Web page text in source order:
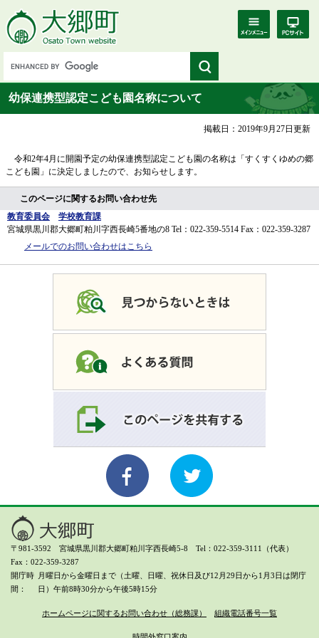
幼保連携型認定こども園名称について
掲載日：2019年9月27日更新
令和2年4月に開園予定の幼保連携型認定こども園の名称は「すくすくゆめの郷
こども園」に決定しましたので、お知らせします。
このページに関するお問い合わせ先
教育委員会
学校教育課
宮城県黒川郡大郷町粕川字西長崎5番地の8 Tel：022-359-5514 Fax：022-359-3287
メールでのお問い合わせはこちら
〒981-3592 宮城県黒川郡大郷町粕川字西長崎5-8 Tel：022-359-3111（代表）
Fax：022-359-3287
開庁時
間
月曜日から金曜日まで（土曜、日曜、祝休日及び12月29日から1月3日は閉庁
日） 午前8時30分から午後5時15分
ホームページに関するお問い合わせ（総務課） 組織電話番号一覧